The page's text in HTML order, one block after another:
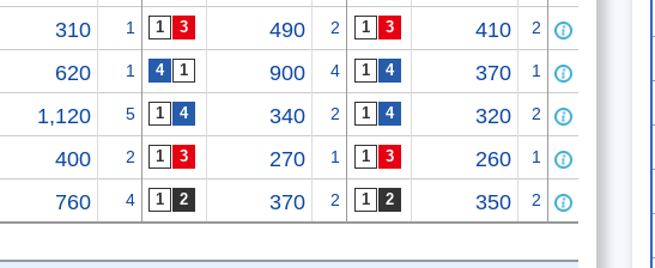
310 1 490 2 410 2
620 1 900 4 370 1
1,120 5 340 2 320 2
400 2 270 1 260 1
760 4 370 2 350 2